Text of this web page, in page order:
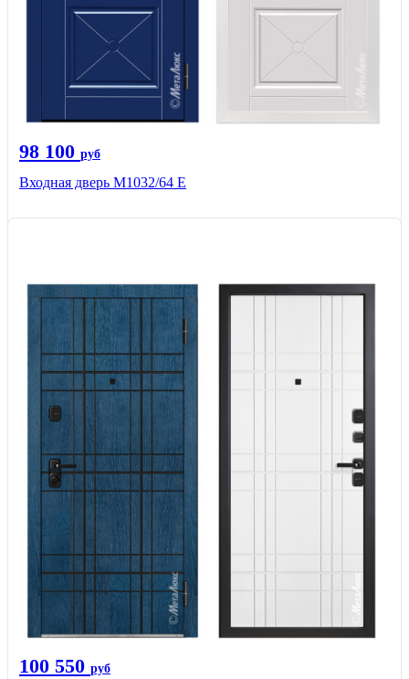
98 100 руб
Входная дверь М1032/64 Е
100 550 руб